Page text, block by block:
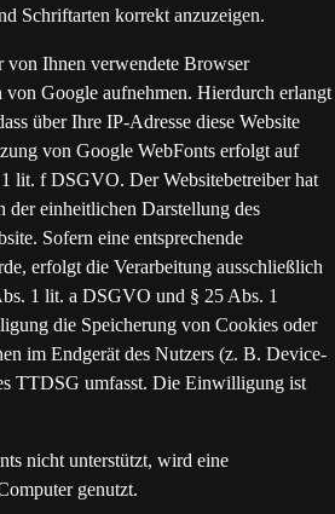
Schriftarten korrekt anzuzeigen.
von Ihnen verwendete Browser
von Google aufnehmen. Hierdurch erlangt
über Ihre IP-Adresse diese Website
von Google WebFonts erfolgt auf
lit. f DSGVO. Der Websitebetreiber hat
der einheitlichen Darstellung des
Sofern eine entsprechende
erfolgt die Verarbeitung ausschließlich
1 lit. a DSGVO und § 25 Abs. 1
die Speicherung von Cookies oder
im Endgerät des Nutzers (z. B. Device-
TTDSG umfasst. Die Einwilligung ist
nicht unterstützt, wird eine
genutzt.